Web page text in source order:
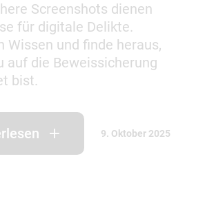
Screenshots dienen
für digitale Delikte.
Wissen und finde heraus,
auf die Beweissicherung
bist.
9. Oktober 2025